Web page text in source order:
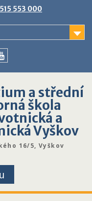
553 000
a střední
škola
a
Vyškov
16/5, Vyškov